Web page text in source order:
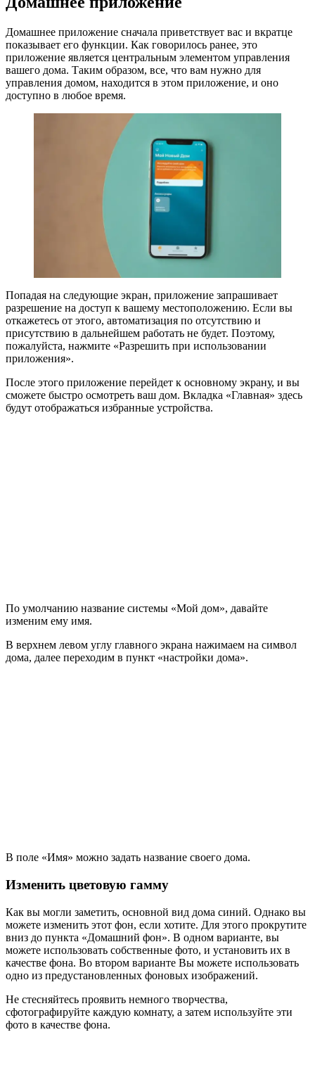
Домашнее приложение сначала приветствует вас и вкратце
показывает его функции. Как говорилось ранее, это
приложение является центральным элементом управления
вашего дома. Таким образом, все, что вам нужно для
управления домом, находится в этом приложение, и оно
доступно в любое время.
Попадая на следующие экран, приложение запрашивает
разрешение на доступ к вашему местоположению. Если вы
откажетесь от этого, автоматизация по отсутствию и
присутствию в дальнейшем работать не будет. Поэтому,
пожалуйста, нажмите «Разрешить при использовании
приложения».
После этого приложение перейдет к основному экрану, и вы
сможете быстро осмотреть ваш дом. Вкладка «Главная» здесь
будут отображаться избранные устройства.
По умолчанию название системы «Мой дом», давайте
изменим ему имя.
В верхнем левом углу главного экрана нажимаем на символ
дома, далее переходим в пункт «настройки дома».
В поле «Имя» можно задать название своего дома.
Изменить цветовую гамму
Как вы могли заметить, основной вид дома синий. Однако вы
можете изменить этот фон, если хотите. Для этого прокрутите
вниз до пункта «Домашний фон». В одном варианте, вы
можете использовать собственные фото, и установить их в
качестве фона. Во втором варианте Вы можете использовать
одно из предустановленных фоновых изображений.
Не стесняйтесь проявить немного творчества,
сфотографируйте каждую комнату, а затем используйте эти
фото в качестве фона.